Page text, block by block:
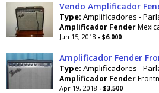
Type: Amplificadores -
Amplificador Fender
Jun 15, 2018 - $6.000
Type: Amplificadores -
Amplificador Fender
Apr 19, 2018 - $3.500